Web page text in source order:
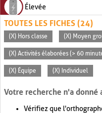
Élevée
TOUTES LES FICHES (24)
(X) Hors classe (X) Moyen
(X) Activités élaborées (> 60
(X) Équipe (X) Individuel
Votre recherche n'a donné
Vérifiez que